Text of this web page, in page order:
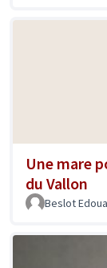
Une mare
du Vallon
Beslot